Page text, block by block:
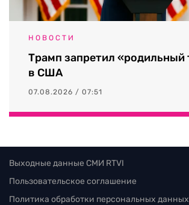
НОВОСТИ
Трамп запретил «родильный
в США
07.08.2026 / 07:51
Выходные данные СМИ RTVI
Пользовательское соглашение
Политика обработки персональных данных